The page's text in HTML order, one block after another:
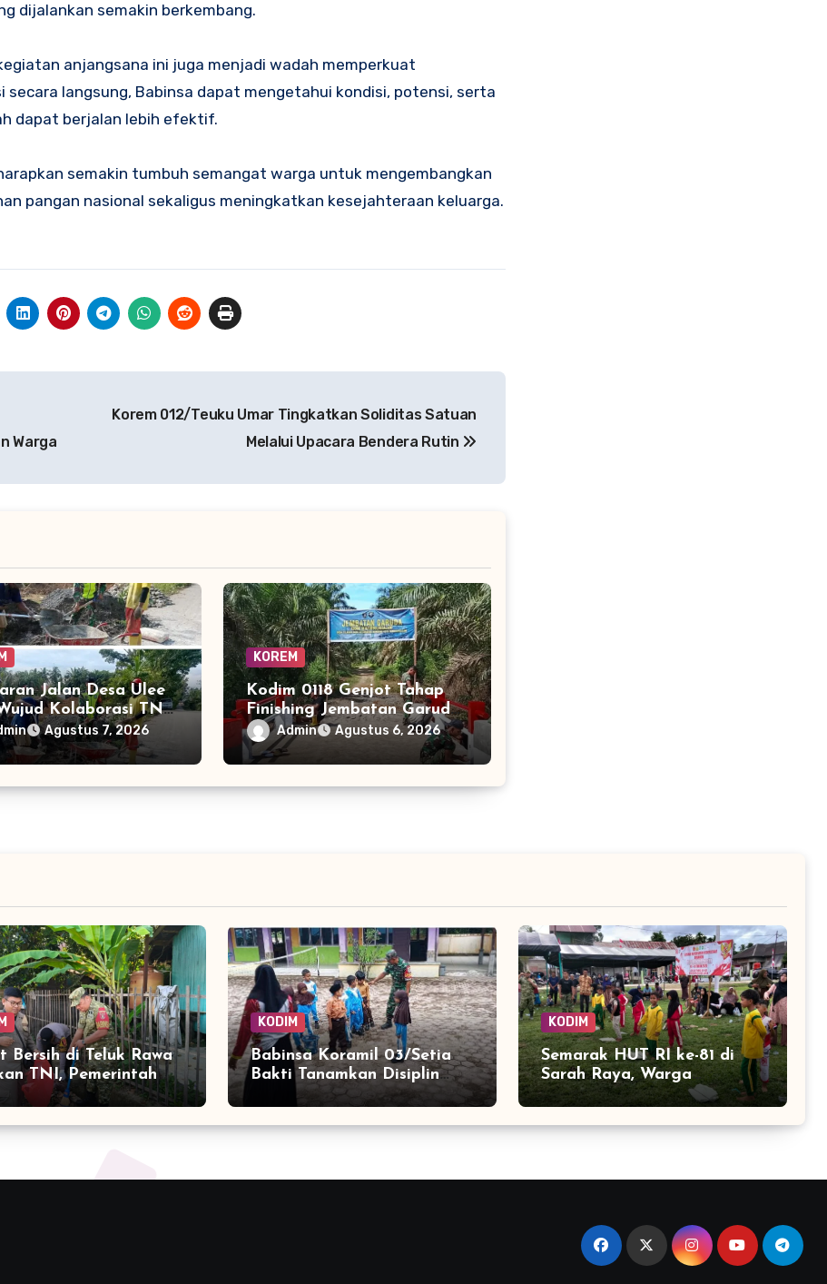
dijalankan semakin berkembang.
anjangsana ini juga menjadi wadah memperkuat
secara langsung, Babinsa dapat mengetahui kondisi, potensi, serta
dapat berjalan lebih efektif.
semakin tumbuh semangat warga untuk mengembangkan
pangan nasional sekaligus meningkatkan kesejahteraan keluarga.
Warga
Korem 012/Teuku Umar Tingkatkan Soliditas Satuan
Melalui Upacara Bendera Rutin
Jalan Desa Ulee
Kolaborasi TNI
Bangun
Agustus 7, 2026
KOREM
Kodim 0118 Genjot Tahap
Finishing Jembatan Garuda
Demi Dukung Akses
Ekonomi Masyarakat
Admin Agustus 6, 2026
Bersih di Teluk Rawa
TNI, Pemerintah
Jaga
KODIM
Babinsa Koramil 03/Setia
Bakti Tanamkan Disiplin
Sejak Dini kepada Siswa
KODIM
Semarak HUT RI ke-81 di
Sarah Raya, Warga
Meriahkan Kemerdekaan
Karung